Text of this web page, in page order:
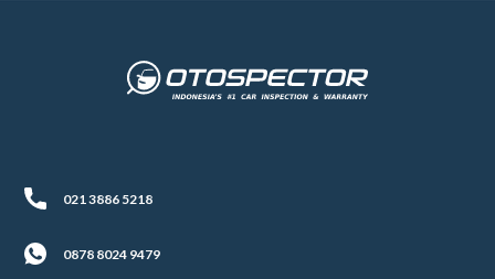
021 3886 5218
0878 8024 9479